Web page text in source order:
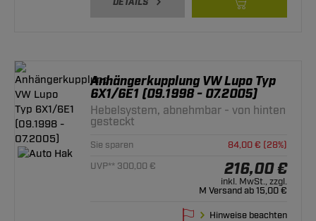
DETAILS
Anhängerkupplung VW Lupo Typ
6X1/6E1 (09.1998 - 07.2005)
Hebelsystem, abnehmbar - von hinten
gesteckt
Sie sparen
84,00 € (28%)
UVP** 300,00 €
216,00 €
inkl. MwSt., zzgl.
M Versand ab 15,00 €
Hinweise beachten